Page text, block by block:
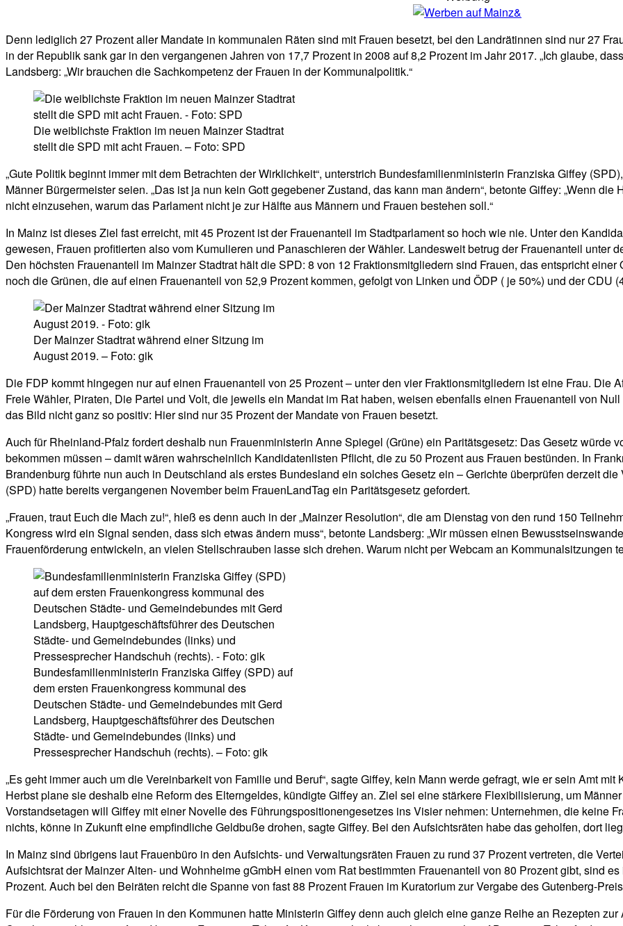
Denn lediglich 27 Prozent aller Mandate in kommunalen Räten sind mit Frauen besetzt, bei den Landrätinnen sind nur 27
in der Republik sank gar in den vergangenen Jahren von 17,7 Prozent in 2008 auf 8,2 Prozent im Jahr 2017. „Ich glaube,
Landsberg: „Wir brauchen die Sachkompetenz der Frauen in der Kommunalpolitik.“
Die weiblichste Fraktion im neuen Mainzer Stadtrat
stellt die SPD mit acht Frauen. – Foto: SPD
„Gute Politik beginnt immer mit dem Betrachten der Wirklichkeit“, unterstrich Bundesfamilienministerin Franziska Giffey
Männer Bürgermeister seien. „Das ist ja nun kein Gott gegebener Zustand, das kann man ändern“, betonte Giffey: „Wenn
nicht einzusehen, warum das Parlament nicht je zur Hälfte aus Männern und Frauen bestehen soll.“
In Mainz ist dieses Ziel fast erreicht, mit 45 Prozent ist der Frauenanteil im Stadtparlament so hoch wie nie. Unter den
gewesen, Frauen profitierten also vom Kumulieren und Panaschieren der Wähler. Landesweit betrug der Frauenanteil unter
Den höchsten Frauenanteil im Mainzer Stadtrat hält die SPD: 8 von 12 Fraktionsmitgliedern sind Frauen, das entspricht
noch die Grünen, die auf einen Frauenanteil von 52,9 Prozent kommen, gefolgt von Linken und ÖDP ( je 50%) und der CDU
Der Mainzer Stadtrat während einer Sitzung im
August 2019. – Foto: gik
Die FDP kommt hingegen nur auf einen Frauenanteil von 25 Prozent – unter den vier Fraktionsmitgliedern ist eine Frau. Die
Freie Wähler, Piraten, Die Partei und Volt, die jeweils ein Mandat im Rat haben, weisen ebenfalls einen Frauenanteil von
das Bild nicht ganz so positiv: Hier sind nur 35 Prozent der Mandate von Frauen besetzt.
Auch für Rheinland-Pfalz fordert deshalb nun Frauenministerin Anne Spiegel (Grüne) ein Paritätsgesetz: Das Gesetz würde
bekommen müssen – damit wären wahrscheinlich Kandidatenlisten Pflicht, die zu 50 Prozent aus Frauen bestünden. In
Brandenburg führte nun auch in Deutschland als erstes Bundesland ein solches Gesetz ein – Gerichte überprüfen derzeit
(SPD) hatte bereits vergangenen November beim FrauenLandTag ein Paritätsgesetz gefordert.
„Frauen, traut Euch die Mach zu!“, hieß es denn auch in der „Mainzer Resolution“, die am Dienstag von den rund 150
Kongress wird ein Signal senden, dass sich etwas ändern muss“, betonte Landsberg: „Wir müssen einen
Frauenförderung entwickeln, an vielen Stellschrauben lasse sich drehen. Warum nicht per Webcam an Kommunalsitzungen
Bundesfamilienministerin Franziska Giffey (SPD) auf
dem ersten Frauenkongress kommunal des
Deutschen Städte- und Gemeindebundes mit Gerd
Landsberg, Hauptgeschäftsführer des Deutschen
Städte- und Gemeindebundes (links) und
Pressesprecher Handschuh (rechts). – Foto: gik
„Es geht immer auch um die Vereinbarkeit von Familie und Beruf“, sagte Giffey, kein Mann werde gefragt, wie er sein Amt
Herbst plane sie deshalb eine Reform des Elterngeldes, kündigte Giffey an. Ziel sei eine stärkere Flexibilisierung, um
Vorstandsetagen will Giffey mit einer Novelle des Führungspositionengesetzes ins Visier nehmen: Unternehmen, die keine
nichts, könne in Zukunft eine empfindliche Geldbuße drohen, sagte Giffey. Bei den Aufsichtsräten habe das geholfen, dort
In Mainz sind übrigens laut Frauenbüro in den Aufsichts- und Verwaltungsräten Frauen zu rund 37 Prozent vertreten, die
Aufsichtsrat der Mainzer Alten- und Wohnheime gGmbH einen vom Rat bestimmten Frauenanteil von 80 Prozent gibt, sind
Prozent. Auch bei den Beiräten reicht die Spanne von fast 88 Prozent Frauen im Kuratorium zur Vergabe des Gutenberg-
Für die Förderung von Frauen in den Kommunen hatte Ministerin Giffey denn auch gleich eine ganze Reihe an Rezepten